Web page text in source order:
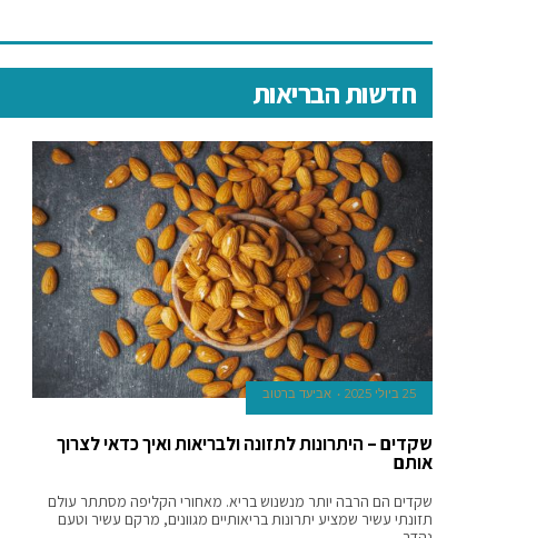
https://hu.watchesbuy.to/
חדשות הבריאות
25 ביולי 2025 אביעד ברטוב
שקדים – היתרונות לתזונה ולבריאות ואיך כדאי לצרוך
אותם
שקדים הם הרבה יותר מנשנוש בריא. מאחורי הקליפה מסתתר עולם
תזונתי עשיר שמציע יתרונות בריאותיים מגוונים, מרקם עשיר וטעם